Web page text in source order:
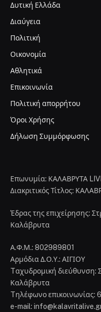
Δυτική Ελλάδα
Διαύγεια
Πολιτική
Οικονομία
Αθλητικά
Επικοινωνία
Πολιτική απορρήτου
Όροι Χρήσης
Δήλωση Συμμόρφωσης
Επωνυμία: ΚΑΛΑΒΡΥΤΑ
Διακριτικός Τίτλος:
Έδρας της επιχείρησης:
Καλάβρυτα
Α.Φ.Μ.: 802989801
Αρμόδια Δ.Ο.Υ.: ΑΙΓΙΟΥ
Tαχυδρομική διεύθυνση:
Καλάβρυτα
Tηλέφωνο
e-mail: